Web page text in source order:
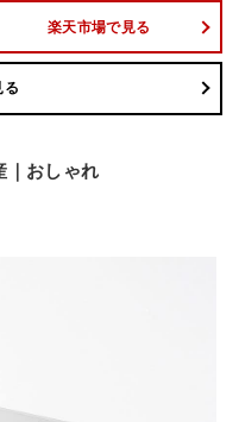
楽天市場で見る
る
｜おしゃれ